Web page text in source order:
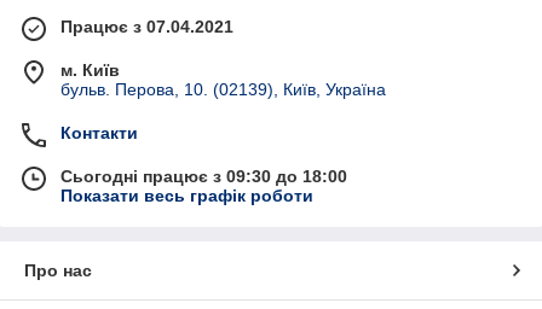
Працює з 07.04.2021
м. Київ
бульв. Перова, 10. (02139), Київ, Україна
Контакти
Сьогодні працює з 09:30 до 18:00
Показати весь графік роботи
Про нас